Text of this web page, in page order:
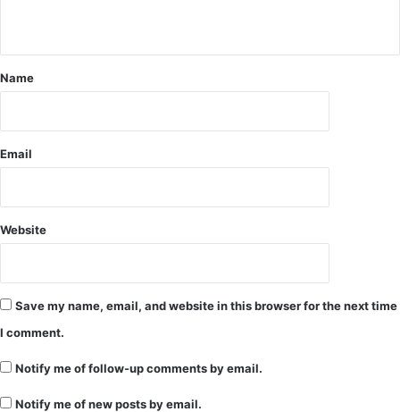
*
Name
Email
Website
Save my name, email, and website in this browser for the next time
I comment.
Notify me of follow-up comments by email.
Notify me of new posts by email.